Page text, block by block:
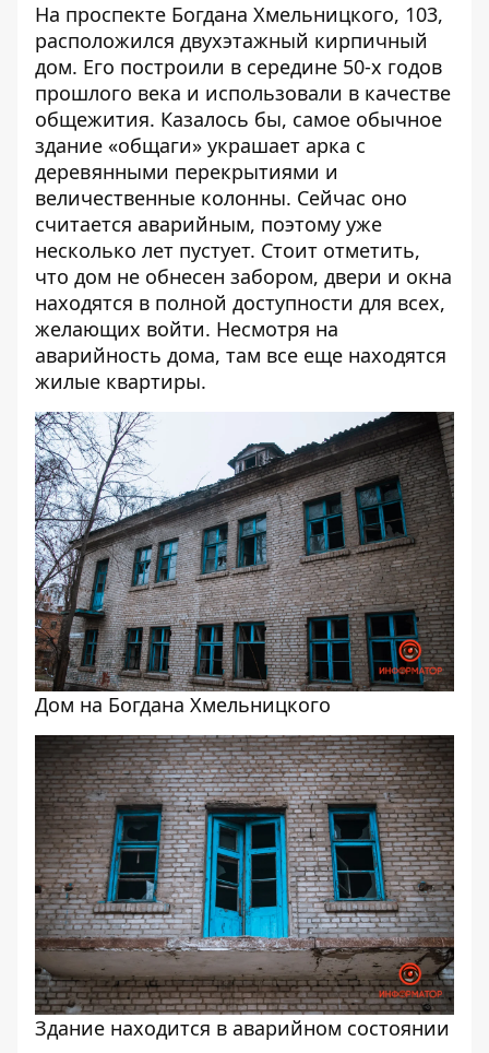
На проспекте Богдана Хмельницкого, 103,
расположился двухэтажный кирпичный
дом. Его построили в середине 50-х годов
прошлого века и использовали в качестве
общежития. Казалось бы, самое обычное
здание «общаги» украшает арка с
деревянными перекрытиями и
величественные колонны. Сейчас оно
считается аварийным, поэтому уже
несколько лет пустует. Стоит отметить,
что дом не обнесен забором, двери и окна
находятся в полной доступности для всех,
желающих войти. Несмотря на
аварийность дома, там все еще находятся
жилые квартиры.
Дом на Богдана Хмельницкого
Здание находится в аварийном состоянии